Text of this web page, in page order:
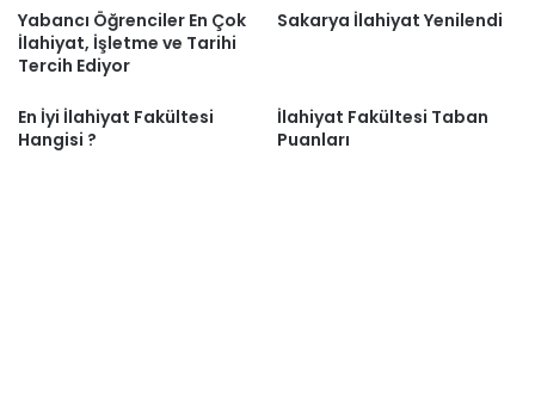
Yabancı Öğrenciler En Çok
İlahiyat, İşletme ve Tarihi
Tercih Ediyor
Sakarya İlahiyat Yenilendi
En İyi İlahiyat Fakültesi
Hangisi ?
İlahiyat Fakültesi Taban
Puanları